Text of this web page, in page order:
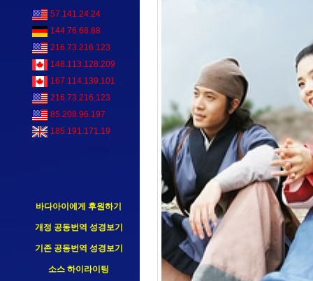
57.141.24.24
144.76.68.88
216.73.216.123
148.113.128.209
167.114.139.101
216.73.216.123
85.208.96.197
185.191.171.19
바다아이에게 후원하기
개정 공동번역 성경보기
기존 공동번역 성경보기
소스 하이라이팅